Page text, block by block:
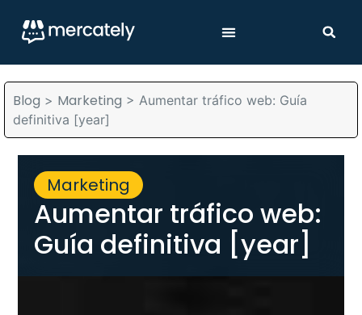
Blog > Marketing > Aumentar tráfico web: Guía
definitiva [year]
Marketing
Aumentar tráfico web:
Guía definitiva [year]